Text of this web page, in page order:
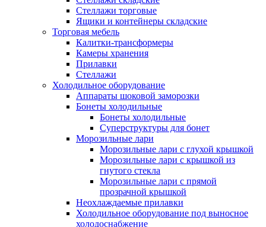
Стеллажи торговые
Ящики и контейнеры складские
Торговая мебель
Калитки-трансформеры
Камеры хранения
Прилавки
Стеллажи
Холодильное оборудование
Аппараты шоковой заморозки
Бонеты холодильные
Бонеты холодильные
Суперструктуры для бонет
Морозильные лари
Морозильные лари с глухой крышкой
Морозильные лари с крышкой из
гнутого стекла
Морозильные лари с прямой
прозрачной крышкой
Неохлаждаемые прилавки
Холодильное оборудование под выносное
холодоснабжение